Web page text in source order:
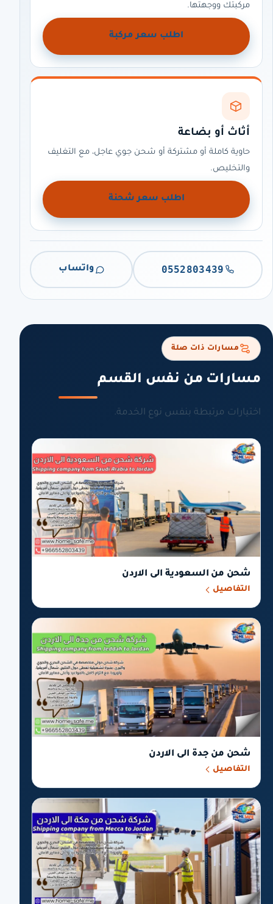
مركبتك ووجهتها.
اطلب سعر مركبة
أثاث أو بضاعة
حاوية كاملة أو مشتركة أو شحن جوي عاجل، مع التغليف
والتخليص.
اطلب سعر شحنة
0552803439 واتساب
مسارات ذات صلة
مسارات من نفس القسم
اختيارات مرتبطة بنفس نوع الخدمة.
شحن من السعودية الى الاردن
التفاصيل
شحن من جدة الى الاردن
التفاصيل